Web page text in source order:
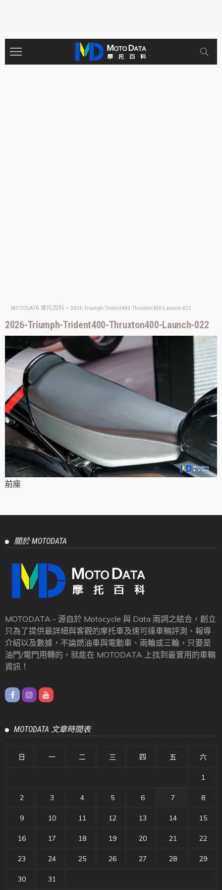
MOTODATA 摩托百科 > 2026-Triumph-Trident400-Thruxton400-Launch-022
2026-Triumph-Trident400-Thruxton400-Launch-022
前座
關於 MOTODATA
MOTODATA - 源自於 Motocycle 與 Data 兩詞之結合，創立
只為了提供最詳細與客觀的摩托車及速可達車輛評測、報導
介紹以及數據，不論燃油車與電動車、兩輪或三輪，只要是
油門/電門用轉的，就能在 MOTODATA 上找到最實用的車輛
資訊！
MOTODATA 文章時間表
日 一 二 三 四 五 六
1
2 3 4 5 6 7 8
9 10 11 12 13 14 15
16 17 18 19 20 21 22
23 24 25 26 27 28 29
30 31